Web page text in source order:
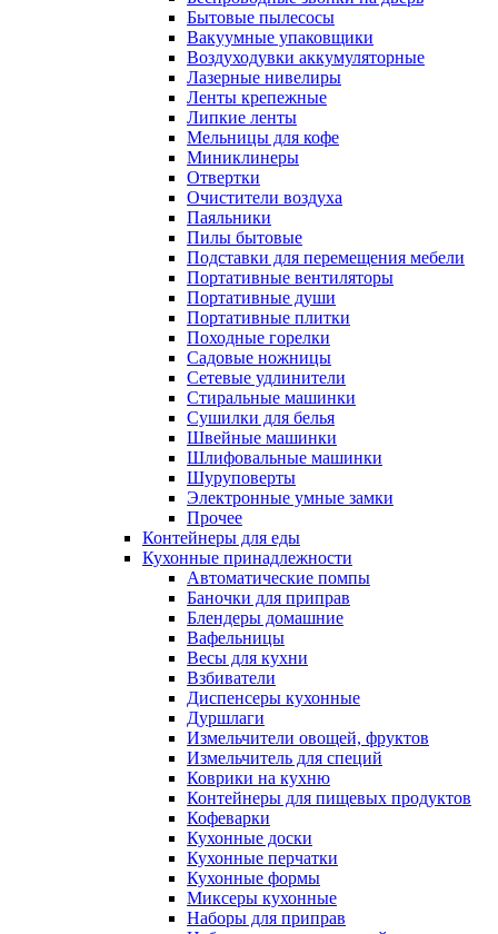
Бытовые пылесосы
Вакуумные упаковщики
Воздуходувки аккумуляторные
Лазерные нивелиры
Ленты крепежные
Липкие ленты
Мельницы для кофе
Миниклинеры
Отвертки
Очистители воздуха
Паяльники
Пилы бытовые
Подставки для перемещения мебели
Портативные вентиляторы
Портативные души
Портативные плитки
Походные горелки
Садовые ножницы
Сетевые удлинители
Стиральные машинки
Сушилки для белья
Швейные машинки
Шлифовальные машинки
Шуруповерты
Электронные умные замки
Прочее
Контейнеры для еды
Кухонные принадлежности
Автоматические помпы
Баночки для приправ
Блендеры домашние
Вафельницы
Весы для кухни
Взбиватели
Диспенсеры кухонные
Дуршлаги
Измельчители овощей, фруктов
Измельчитель для специй
Коврики на кухню
Контейнеры для пищевых продуктов
Кофеварки
Кухонные доски
Кухонные перчатки
Кухонные формы
Миксеры кухонные
Наборы для приправ